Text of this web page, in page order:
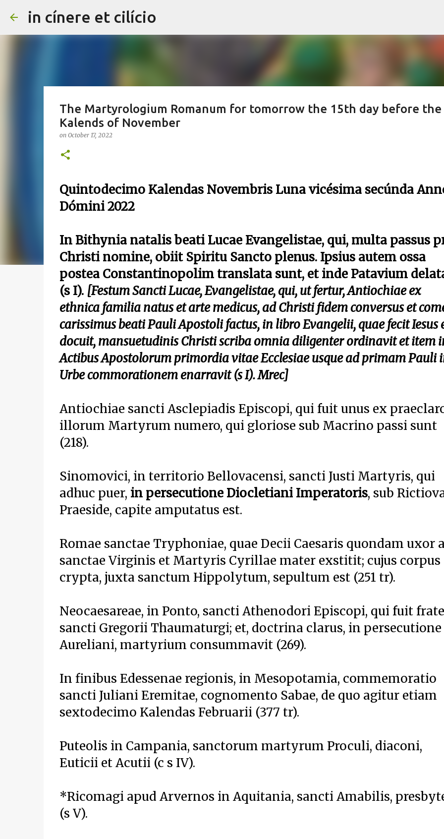
in cínere et cilício
The Martyrologium Romanum for tomorrow the 15th day before the
Kalends of November
on October 17, 2022
Quintodecimo Kalendas Novembris Luna vicésima secúnda
Dómini 2022
In Bithynia natalis beati Lucae Evangelistae, qui, multa passus
Christi nomine, obiit Spiritu Sancto plenus. Ipsius autem ossa
postea Constantinopolim translata sunt, et inde Patavium
(s I). [Festum SanctiLucae, Evangelistae, qui, ut fertur, Antiochiae ex
ethnica familia natus et arte medicus, ad Christi fidemconversus et
carissimus beati Pauli Apostoli factus, inlibro Evangelii, quae fecit Iesus
docuit, mansuetudinis Christiscriba omnia diligenter ordinavit et item
Actibus Apostolorum primordia vitae Ecclesiae usque ad primam Pauli
Urbecommorationem enarravit (s I). Mrec]
Antiochiae sancti Asclepiadis Episcopi, qui fuit unus ex
illorum Martyrum numero, qui gloriose sub Macrino passi sunt
(218).
Sinomovici, in territorio Bellovacensi, sancti Justi Martyris, qui
adhuc puer, in persecutione Diocletiani Imperatoris, sub
Praeside, capite amputatus est.
Romae sanctae Tryphoniae, quae Decii Caesaris quondam uxor
sanctae Virginis et Martyris Cyrillae mater exstitit; cujus
crypta, juxta sanctum Hippolytum, sepultum est (251 tr).
Neocaesareae, in Ponto, sancti Athenodori Episcopi, qui fuit
sancti Gregorii Thaumaturgi; et, doctrina clarus, in persecutione
Aureliani, martyrium consummavit (269).
In finibus Edessenae regionis, in Mesopotamia, commemoratio
sancti Juliani Eremitae, cognomento Sabae, de quo agitur etiam
sextodecimo Kalendas Februarii (377 tr).
Puteolis in Campania, sanctorum martyrum Proculi, diaconi,
Euticii et Acutii (c s IV).
*Ricomagi apud Arvernos in Aquitania, sancti Amabilis,
(s V).